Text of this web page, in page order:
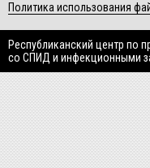
Политика использования
Республиканский центр по
со СПИД и инфекционными